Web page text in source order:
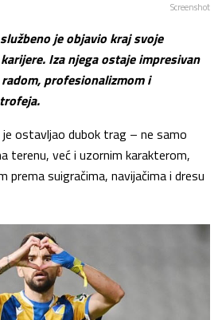
Screenshot
je objavio kraj svoje
Iza njega ostaje impresivan
profesionalizmom i
je ostavljao dubok trag – ne samo
terenu, već i uzornim karakterom,
prema suigračima, navijačima i dresu